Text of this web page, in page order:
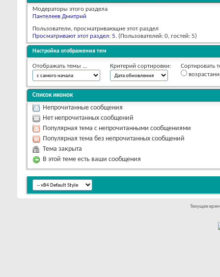
Модераторы этого раздела
Пантелеев Дмитрий
Пользователи, просматривающие этот раздел
Просматривают этот раздел: 5. (Пользователей: 0, гостей: 5)
Настройка отображения тем
Отображать темы ... Критерий сортировки:
Сортировать
Список иконок
Непрочитанные сообщения
Нет непрочитанных сообщений
Популярная тема с непрочитанными сообщениями
Популярная тема без непрочитанных сообщений
Тема закрыта
В этой теме есть ваши сообщения
Текущее